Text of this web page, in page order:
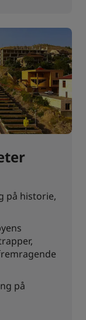
på historie,
på